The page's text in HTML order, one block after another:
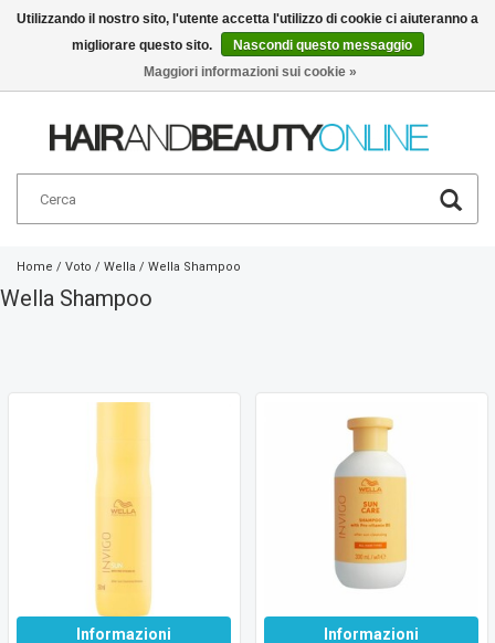
Italiano
Home / Voto / Wella / Wella Shampoo
Wella Shampoo
Informazioni
Informazioni
Utilizzando il nostro sito, l'utente accetta l'utilizzo di cookie ci aiuteranno a
migliorare questo sito.
Nascondi questo messaggio
Maggiori informazioni sui cookie »